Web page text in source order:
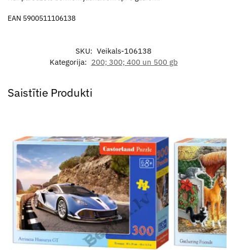
EAN 5900511106138
SKU: Veikals-106138
Kategorija: 200; 300; 400 un 500 gb
Saistītie Produkti